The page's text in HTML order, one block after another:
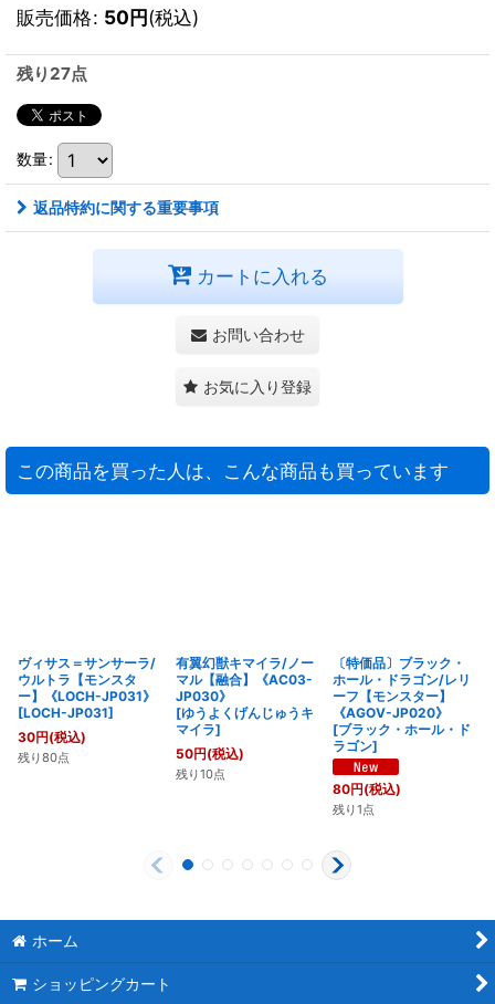
販売価格: 50円(税込)
残り27点
数量:
返品特約に関する重要事項
カートに入れる
お問い合わせ
お気に入り登録
この商品を買った人は、こんな商品も買っています
ヴィサス＝サンサーラ/
ウルトラ【モンスタ
ー】《LOCH-JP031》
[LOCH-JP031]
30円(税込)
残り80点
有翼幻獣キマイラ/ノー
マル【融合】《AC03-
JP030》
[ゆうよくげんじゅうキ
マイラ]
50円(税込)
残り10点
〔特価品〕ブラック・
ホール・ドラゴン/レリ
ーフ【モンスター】
《AGOV-JP020》
[ブラック・ホール・ド
ラゴン]
80円(税込)
残り1点
ホーム
ショッピングカート